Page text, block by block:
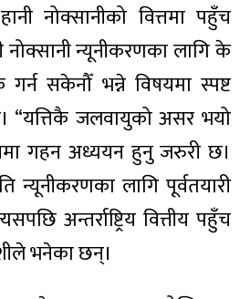
नोक्सानीको वित्तमा पहुँच
नोक्सानी न्यूनीकरणका लागि के
सकेनौँ भन्ने विषयमा स्पष्ट
“यत्तिकै जलवायुको असर भयो
गहन अध्ययन हुनु जरुरी छ।
न्यूनीकरणका लागि पूर्वतयारी
अन्तर्राष्ट्रिय वित्तीय पहुँच
भनेका छन्।